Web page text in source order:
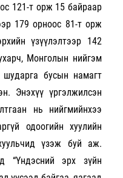
121-т орж 15 байраар
179 орноос 81-т орж
үзүүлэлтээр 142
Монголын нийгэм
шударга бусын намагт
Энэхүү үргэлжилсэн
нь нийгмийнхээ
одоогийн хуулийн
үзэж буй аж.
“Үндэсний эрх зүйн